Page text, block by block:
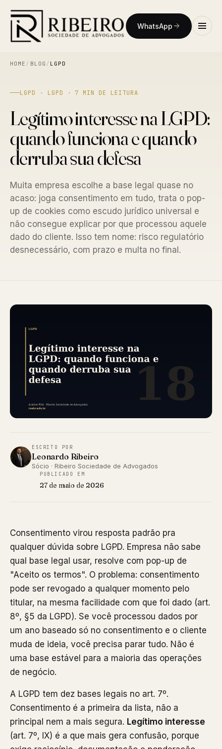
WhatsApp
HOME / BLOG / LGPD
LGPD · LGPD · 7 MIN DE LEITURA
Legítimo interesse na LGPD:
quando funciona e quando
derruba sua defesa
Muita empresa escolhe a base legal quase no
acaso: joga consentimento em tudo, trata o pop-
up de cookies como escudo jurídico universal e
não consegue explicar por que processou aquele
dado do cliente. Isso tem nome: risco regulatório
desnecessário, com prazo e multa no final.
ESCRITO POR
Leonardo Ribeiro
Sócio · Ribeiro Sociedade de Advogados
PUBLICADO EM
27 de maio de 2026
Consentimento virou resposta padrão pra
qualquer dúvida sobre LGPD. Empresa não sabe
qual base legal usar, resolve com pop-up de
"Aceito os termos". O problema: consentimento
pode ser revogado a qualquer momento pelo
titular, na mesma facilidade com que foi dado (art.
8º, §5 da LGPD). Se você processou dados por
um ano baseado só no consentimento e o cliente
muda de ideia, você precisa parar tudo. Não é
uma base estável para a maioria das operações
de negócio.
A LGPD tem dez bases legais no art. 7º.
Consentimento é a primeira da lista, não a
principal nem a mais segura. Legítimo interesse
(art. 7º, IX) é a que mais gera confusão, porque